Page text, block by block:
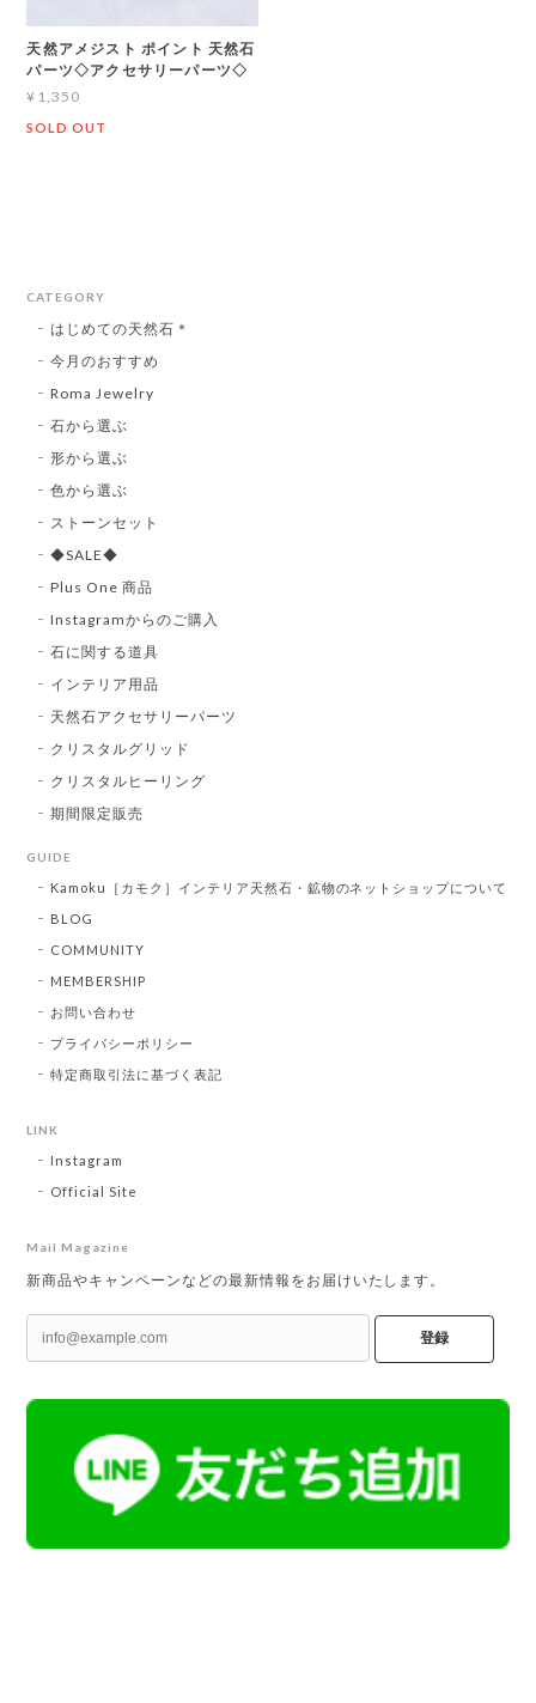
天然アメジスト ポイント 天然石
パーツ◇アクセサリーパーツ◇
¥1,350
SOLD OUT
CATEGORY
はじめての天然石＊
今月のおすすめ
Roma Jewelry
石から選ぶ
形から選ぶ
色から選ぶ
ストーンセット
◆SALE◆
Plus One 商品
Instagramからのご購入
石に関する道具
インテリア用品
天然石アクセサリーパーツ
クリスタルグリッド
クリスタルヒーリング
期間限定販売
GUIDE
Kamoku［カモク］インテリア天然石・鉱物のネットショップについて
BLOG
COMMUNITY
MEMBERSHIP
お問い合わせ
プライバシーポリシー
特定商取引法に基づく表記
LINK
Instagram
Official Site
Mail Magazine
新商品やキャンペーンなどの最新情報をお届けいたします。
登録